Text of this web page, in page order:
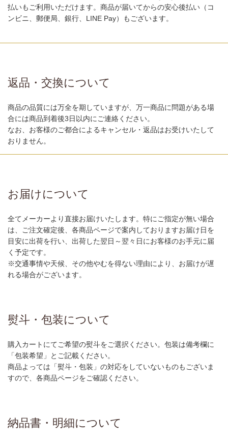
払いもご利用いただけます。商品が届いてからの安心後払い（コ
ンビニ、郵便局、銀行、LINE Pay）もございます。
返品・交換について
商品の品質には万全を期していますが、万一商品に問題がある場
合には商品到着後3日以内にご連絡ください。
なお、お客様のご都合によるキャンセル・返品はお受けいたして
おりません。
お届けについて
全てメーカーより直接お届けいたします。特にご指定が無い場合
は、ご注文確定後、各商品ページで案内しておりますお届け日を
目安に出荷を行い、出荷した翌日～翌々日にお客様のお手元に届
く予定です。
※交通事情や天候、その他やむを得ない理由により、お届けが遅
れる場合がございます。
熨斗・包装について
購入カートにてご希望の熨斗をご選択ください。包装は備考欄に
「包装希望」とご記載ください。
商品よっては「熨斗・包装」の対応をしていないものもございま
すので、各商品ページをご確認ください。
納品書・明細について